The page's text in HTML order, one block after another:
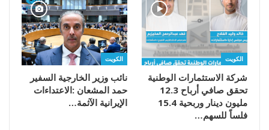
الكويت
شركة الاستثمارات الوطنية
تحقق صافي أرباح 12.3
مليون دينار وربحية 15.4
فلساً للسهم…
الكويت
‬الإيرانية‭ ‬الآثمة‭…